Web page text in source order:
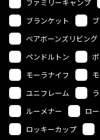
ファミリーキャンプ
ブランケット
ベアボーンズリビング
ペンドルトン
モーラナイフ
ユニフレーム
ルーメナー
ロ
ロッキーカップ